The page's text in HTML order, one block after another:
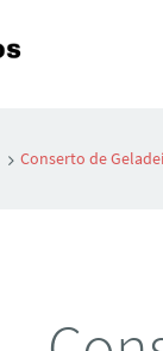
Conserto de